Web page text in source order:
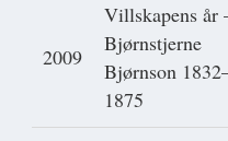
2009
Villskapens år
Bjørnstjerne
Bjørnson
1875